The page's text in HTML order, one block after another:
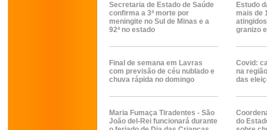
Secretaria de Estado de Saúde
confirma a 3ª morte por
meningite no Sul de Minas e a
92ª no estado
Estudo
mais de
granizo
Final de semana em Lavras
com previsão de céu nublado e
chuva rápida no domingo
Covid:
na
das
Maria Fumaça Tiradentes - São
João del-Rei funcionará durante
do